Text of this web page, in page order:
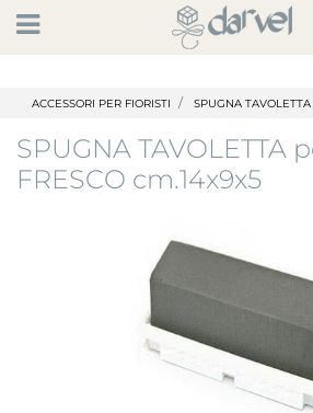
Open
ACCESSORI PER FIORISTI SPUGNA
SPUGNA TAVOLETTA
FRESCO cm.14x9x5